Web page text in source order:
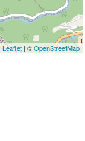
Leaflet | ©OpenStreetMap